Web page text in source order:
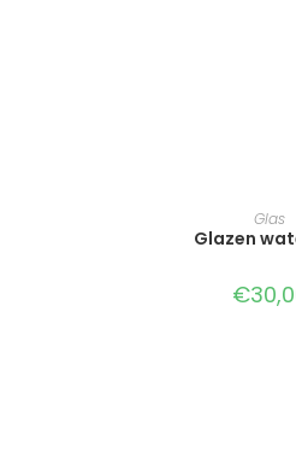
TOEVOEGEN AAN
Glas
Glazen
€